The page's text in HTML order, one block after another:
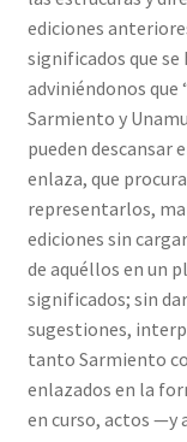
ediciones
significados que
adviniéndonos que
Sarmiento y
pueden descansar
enlaza, que
representarlos,
ediciones sin
de aquéllos en un
significados; sin
sugestiones,
tanto Sarmiento
enlazados en la
en curso, actos —y